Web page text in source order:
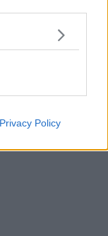
Privacy Policy